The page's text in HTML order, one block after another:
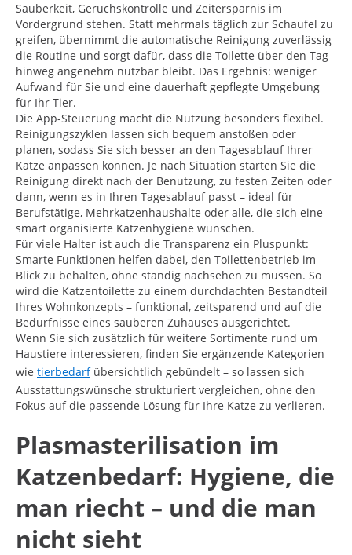
Sauberkeit, Geruchskontrolle und Zeitersparnis im
Vordergrund stehen. Statt mehrmals täglich zur Schaufel zu
greifen, übernimmt die automatische Reinigung zuverlässig
die Routine und sorgt dafür, dass die Toilette über den Tag
hinweg angenehm nutzbar bleibt. Das Ergebnis: weniger
Aufwand für Sie und eine dauerhaft gepflegte Umgebung
für Ihr Tier.
Die App-Steuerung macht die Nutzung besonders flexibel.
Reinigungszyklen lassen sich bequem anstoßen oder
planen, sodass Sie sich besser an den Tagesablauf Ihrer
Katze anpassen können. Je nach Situation starten Sie die
Reinigung direkt nach der Benutzung, zu festen Zeiten oder
dann, wenn es in Ihren Tagesablauf passt – ideal für
Berufstätige, Mehrkatzenhaushalte oder alle, die sich eine
smart organisierte Katzenhygiene wünschen.
Für viele Halter ist auch die Transparenz ein Pluspunkt:
Smarte Funktionen helfen dabei, den Toilettenbetrieb im
Blick zu behalten, ohne ständig nachsehen zu müssen. So
wird die Katzentoilette zu einem durchdachten Bestandteil
Ihres Wohnkonzepts – funktional, zeitsparend und auf die
Bedürfnisse eines sauberen Zuhauses ausgerichtet.
Wenn Sie sich zusätzlich für weitere Sortimente rund um
Haustiere interessieren, finden Sie ergänzende Kategorien
wie tierbedarfübersichtlich gebündelt – so lassen sich
Ausstattungswünsche strukturiert vergleichen, ohne den
Fokus auf die passende Lösung für Ihre Katze zu verlieren.
Plasmasterilisation im
Katzenbedarf: Hygiene, die
man riecht – und die man
nicht sieht